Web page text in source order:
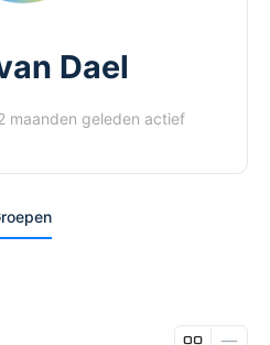
Dael
maanden geleden actief